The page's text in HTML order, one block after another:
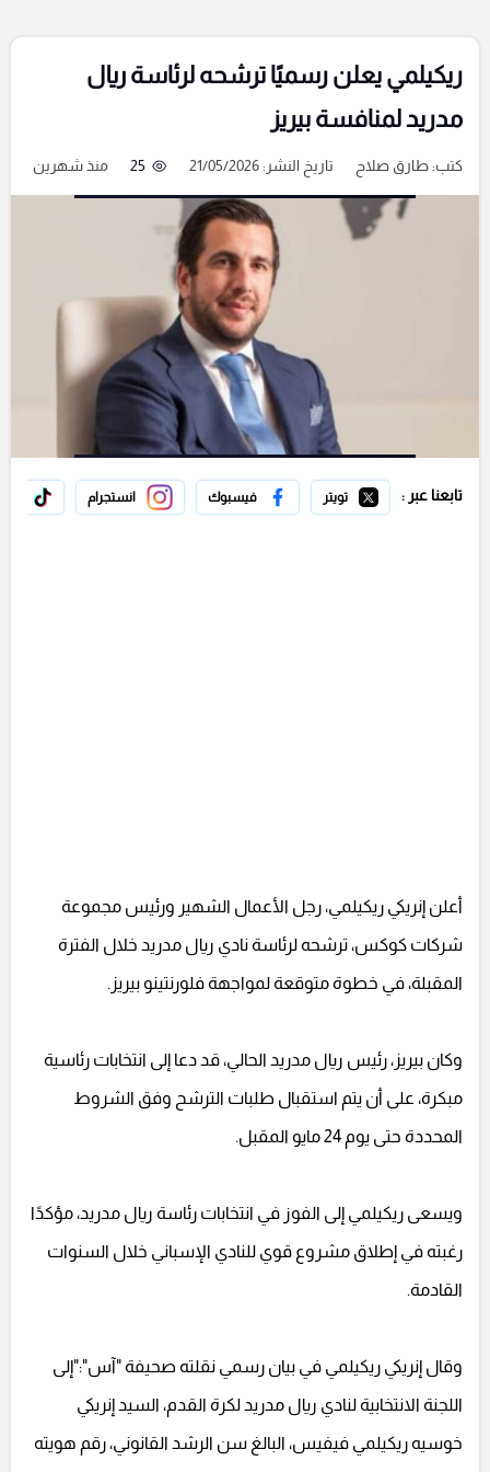
ريكيلمي يعلن رسميًا ترشحه لرئاسة ريال
مدريد لمنافسة بيريز
كتب:طارق صلاح تاريخ النشر: 21/05/2026 25 منذ شهرين
تابعنا عبر : تويتر فيسبوك انستجرام
أعلن إنريكي ريكيلمي، رجل الأعمال الشهير ورئيس مجموعة
شركات كوكس، ترشحه لرئاسة نادي ريال مدريد خلال الفترة
المقبلة، في خطوة متوقعة لمواجهة فلورنتينو بيريز.
وكان بيريز، رئيس ريال مدريد الحالي، قد دعا إلى انتخابات رئاسية
مبكرة، على أن يتم استقبال طلبات الترشح وفق الشروط
المحددة حتى يوم 24 مايو المقبل.
ويسعى ريكيلمي إلى الفوز في انتخابات رئاسة ريال مدريد، مؤكدًا
رغبته في إطلاق مشروع قوي للنادي الإسباني خلال السنوات
القادمة.
وقال إنريكي ريكيلمي في بيان رسمي نقلته صحيفة "آس":"إلى
اللجنة الانتخابية لنادي ريال مدريد لكرة القدم، السيد إنريكي
خوسيه ريكيلمي فيفيس، البالغ سن الرشد القانوني، رقم هويته